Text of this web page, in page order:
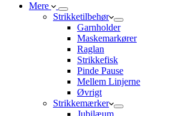
Mere
Strikketilbehør
Garnholder
Maskemarkører
Raglan
Strikkefisk
Pinde Pause
Mellem Linjerne
Øvrigt
Strikkemærker
Jubilæum